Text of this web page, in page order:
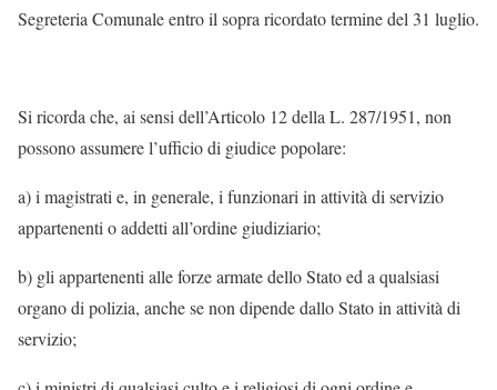
Segreteria Comunale entro il sopra ricordato termine del 31 luglio.
Si ricorda che, ai sensi dell’Articolo 12 della L. 287/1951, non
possono assumere l’ufficio di giudice popolare:
a) i magistrati e, in generale, i funzionari in attività di servizio
appartenenti o addetti all’ordine giudiziario;
b) gli appartenenti alle forze armate dello Stato ed a qualsiasi
organo di polizia, anche se non dipende dallo Stato in attività di
servizio;